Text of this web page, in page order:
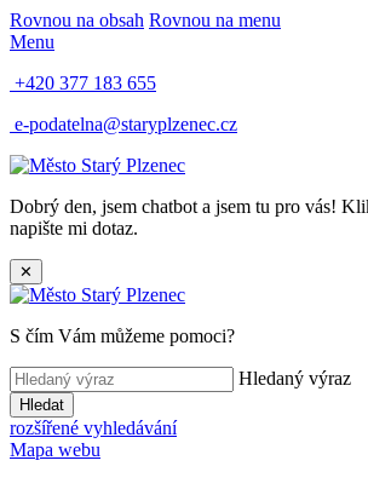
Rovnou na obsah Rovnou na menu
Menu
+420 377 183 655
e-podatelna@staryplzenec.cz
Dobrý den, jsem chatbot a jsem tu pro vás!
napište mi dotaz.
✕
S čím Vám můžeme pomoci?
Hledaný výraz
Hledat
rozšířené vyhledávání
Mapa webu